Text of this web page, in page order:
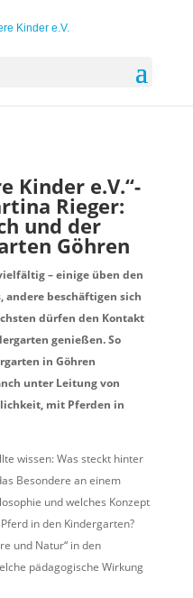
Kinder e.V.“-
Rieger:
und der
Göhren
– einige üben den
andere beschäftigen sich
dürfen den Kontakt
genießen. So
in Göhren
unter Leitung von
mit Pferden in
wissen: Was steckt hinter
Besondere an einem
und welches Konzept
in den Kindergarten?
und Natur“ in den
pädagogische Wirkung